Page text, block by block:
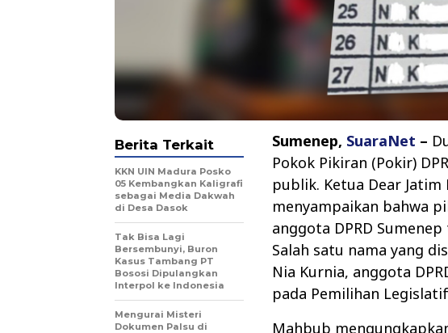
Sumenep, SuaraNet –
Pokok Pikiran (Pokir)
publik. Ketua Dear
menyampaikan bahwa
anggota DPRD
Salah satu nama yang
Nia Kurnia, anggota
pada Pemilihan
Mahbub
Berita Terkait
KKN UIN Madura Posko
05 Kembangkan Kaligrafi
sebagai Media Dakwah
di Desa Dasok
Tak Bisa Lagi
Bersembunyi, Buron
Kasus Tambang PT
Bososi Dipulangkan
Interpol ke Indonesia
Mengurai Misteri
Dokumen Palsu di